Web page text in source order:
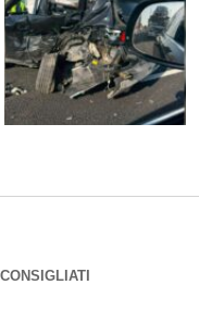
CONSIGLIATI